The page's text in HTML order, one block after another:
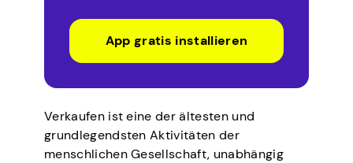
App gratis installieren
Verkaufen ist eine der ältesten und
grundlegendsten Aktivitäten der
menschlichen Gesellschaft, unabhängig